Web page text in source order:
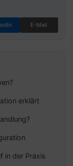
E-Mail
erklärt
in der Praxis